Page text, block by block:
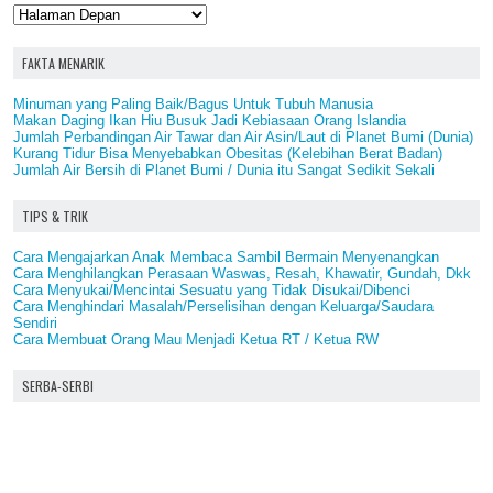
FAKTA MENARIK
Minuman yang Paling Baik/Bagus Untuk Tubuh Manusia
Makan Daging Ikan Hiu Busuk Jadi Kebiasaan Orang Islandia
Jumlah Perbandingan Air Tawar dan Air Asin/Laut di Planet Bumi (Dunia)
Kurang Tidur Bisa Menyebabkan Obesitas (Kelebihan Berat Badan)
Jumlah Air Bersih di Planet Bumi / Dunia itu Sangat Sedikit Sekali
TIPS & TRIK
Cara Mengajarkan Anak Membaca Sambil Bermain Menyenangkan
Cara Menghilangkan Perasaan Waswas, Resah, Khawatir, Gundah, Dkk
Cara Menyukai/Mencintai Sesuatu yang Tidak Disukai/Dibenci
Cara Menghindari Masalah/Perselisihan dengan Keluarga/Saudara
Sendiri
Cara Membuat Orang Mau Menjadi Ketua RT / Ketua RW
SERBA-SERBI